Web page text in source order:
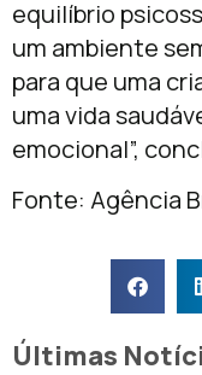
equilíbrio
um ambiente
para que uma
uma vida
emocional”,
Fonte: Agência
Últimas